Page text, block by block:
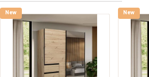
New New